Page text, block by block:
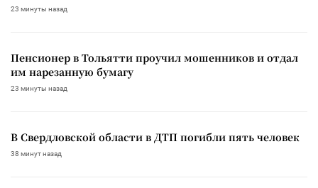
23 минуты назад
Пенсионер в Тольятти проучил мошенников и отдал
им нарезанную бумагу
23 минуты назад
В Свердловской области в ДТП погибли пять человек
38 минут назад